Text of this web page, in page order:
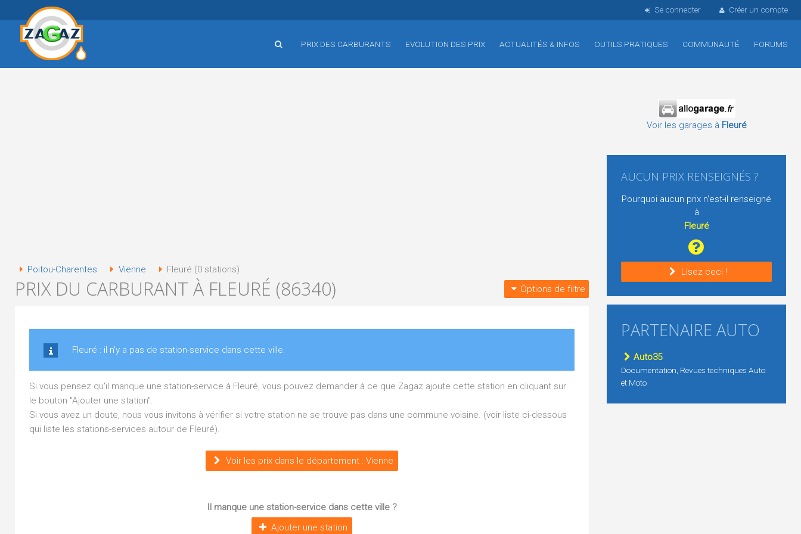
Se connecter Créer un compte
PRIX DES CARBURANTS EVOLUTION DES PRIX ACTUALITÉS & INFOS OUTILS PRATIQUES COMMUNAUTÉ FORUMS
Poitou-Charentes Vienne Fleuré (0 stations)
PRIX DU CARBURANT À FLEURÉ (86340) Options de filtre
Fleuré : il n'y a pas de station-service dans cette ville.
Si vous pensez qu'il manque une station-service à Fleuré, vous pouvez demander à ce que Zagaz ajoute cette station en cliquant sur
le bouton "Ajouter une station".
Si vous avez un doute, nous vous invitons à vérifier si votre station ne se trouve pas dans une commune voisine. (voir liste ci-dessous
qui liste les stations-services autour de Fleuré).
Voir les prix dans le département : Vienne
Il manque une station-service dans cette ville ?
Ajouter une station
Voir les garages à Fleuré
AUCUN PRIX RENSEIGNÉS ?
Pourquoi aucun prix n'est-il renseigné
à
Fleuré
Lisez ceci !
PARTENAIRE AUTO
Auto35
Documentation, Revues techniques Auto
et Moto